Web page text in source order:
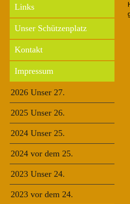
Links
Unser Schützenplatz
Kontakt
Impressum
2026 Unser 27.
2025 Unser 26.
2024 Unser 25.
2024 vor dem 25.
2023 Unser 24.
2023 vor dem 24.